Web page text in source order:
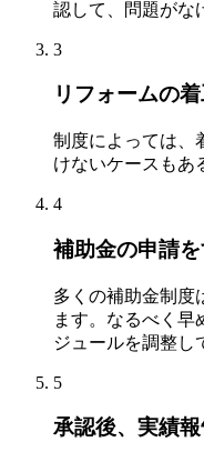
認して、問題がな
3
リフォームの
制度によっては、
けないケースもあ
4
補助金の申請
多くの補助金制度
ます。なるべく早
ジュールを調整し
5
承認後、実績